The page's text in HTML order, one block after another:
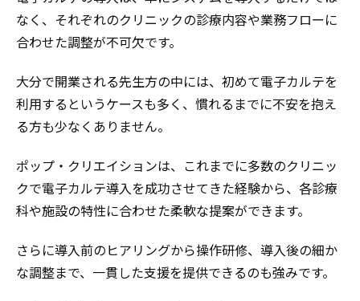
なく、それぞれのクリニックの診療内容や業務フローに
合わせた調整が不可欠です。
大分で開業される先生方の中には、初めて電子カルテを
利用するというケースも多く、慣れるまでに不安を抱え
る方も少なくありません。
ポップ・クリエイションは、これまでに多数のクリニッ
クで電子カルテ導入を成功させてきた経験から、各診療
科や施設の特性に合わせた柔軟な提案ができます。
さらに導入前のヒアリングから操作研修、導入後の細か
な調整まで、一貫した支援を提供できるのも強みです。